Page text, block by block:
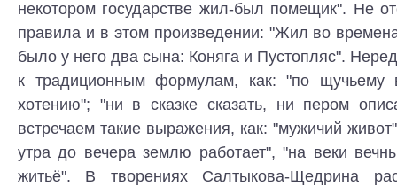
некотором государстве жил-был помещик". Не
правила и в этом произведении: "Жил во
было у него два сына: Коняга и Пустопляс".
к традиционным формулам, как: "по щучьему
хотению"; "ни в сказке сказать, ни пером
встречаем такие выражения, как: "мужичий
утра до вечера землю работает", "на веки
житьё". В творениях Салтыкова-Щедрина